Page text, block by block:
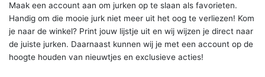
Maak een account aan om jurken op te slaan als favorieten.
Handig om die mooie jurk niet meer uit het oog te verliezen! Kom
je naar de winkel? Print jouw lijstje uit en wij wijzen je direct naar
de juiste jurken. Daarnaast kunnen wij je met een account op de
hoogte houden van nieuwtjes en exclusieve acties!